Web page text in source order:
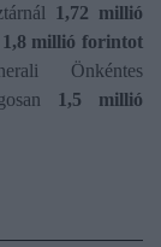
1,72 millió
1,8 millió forintot
Önkéntes
1,5 millió